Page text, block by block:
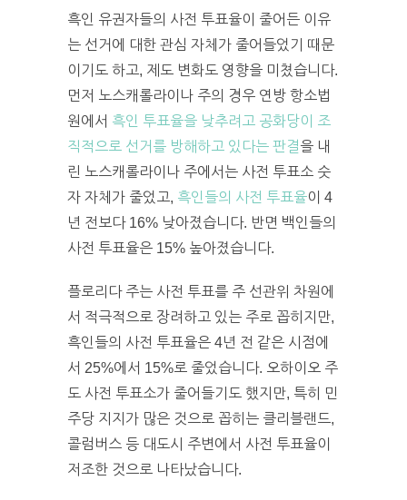
흑인 유권자들의 사전 투표율이 줄어든 이유
는 선거에 대한 관심 자체가 줄어들었기 때문
이기도 하고, 제도 변화도 영향을 미쳤습니다.
먼저 노스캐롤라이나 주의 경우 연방 항소법
원에서 흑인 투표율을 낮추려고 공화당이 조
직적으로 선거를 방해하고 있다는 판결을 내
린 노스캐롤라이나 주에서는 사전 투표소 숫
자 자체가 줄었고, 흑인들의 사전 투표율이 4
년 전보다 16% 낮아졌습니다. 반면 백인들의
사전 투표율은 15% 높아졌습니다.
플로리다 주는 사전 투표를 주 선관위 차원에
서 적극적으로 장려하고 있는 주로 꼽히지만,
흑인들의 사전 투표율은 4년 전 같은 시점에
서 25%에서 15%로 줄었습니다. 오하이오 주
도 사전 투표소가 줄어들기도 했지만, 특히 민
주당 지지가 많은 것으로 꼽히는 클리블랜드,
콜럼버스 등 대도시 주변에서 사전 투표율이
저조한 것으로 나타났습니다.